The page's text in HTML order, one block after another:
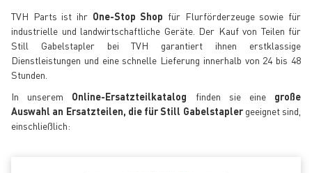
TVH Parts ist ihr One-Stop Shop für Flurförderzeuge sowie für
industrielle und landwirtschaftliche Geräte. Der Kauf von Teilen für
Still Gabelstapler bei TVH garantiert ihnen erstklassige
Dienstleistungen und eine schnelle Lieferung innerhalb von 24 bis 48
Stunden.
In unserem Online-Ersatzteilkatalog finden sie eine große
Auswahl an Ersatzteilen, die für Still Gabelstaplergeeignet sind,
einschließlich: